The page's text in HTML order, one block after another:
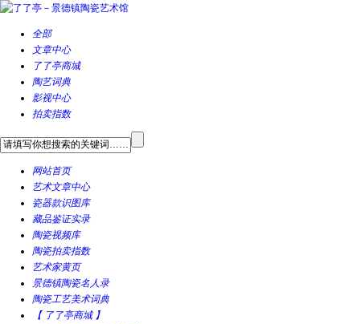
全部
文章中心
了了亭商城
陶艺词典
影视中心
拍卖指数
网站首页
艺术文章中心
瓷器款识图库
藏品鉴证实录
陶瓷视频库
陶瓷拍卖指数
艺术家黄页
景德镇陶瓷名人录
陶瓷工艺美术词典
【 了了亭商城 】